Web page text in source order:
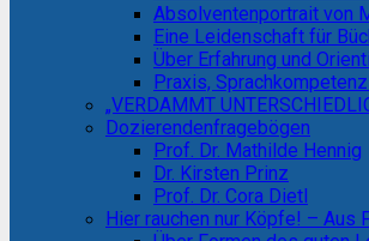
Absolventenportrait von
Eine Leidenschaft für
Über Erfahrung und
Praxis,
„VERDAMMT
Dozierendenfragebögen
Prof. Dr. Mathilde Hennig
Dr. Kirsten Prinz
Prof. Dr. Cora Dietl
Hier rauchen nur Köpfe! – Aus